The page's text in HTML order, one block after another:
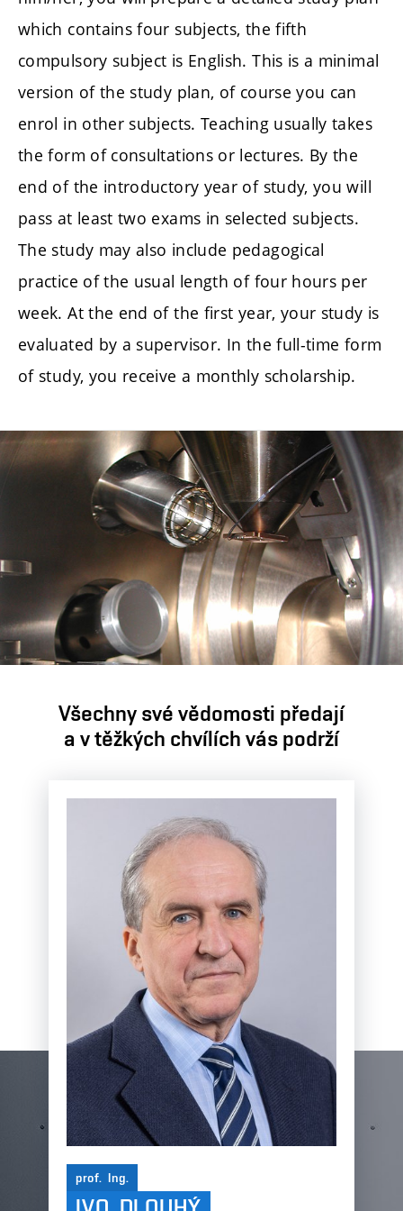
which contains four subjects, the fifth
compulsory subject is English. This is a minimal
version of the study plan, of course you can
enrol in other subjects. Teaching usually takes
the form of consultations or lectures. By the
end of the introductory year of study, you will
pass at least two exams in selected subjects.
The study may also include pedagogical
practice of the usual length of four hours per
week. At the end of the first year, your study is
evaluated by a supervisor. In the full-time form
of study, you receive a monthly scholarship.
Všechny své vědomosti předají
a v těžkých chvílích vás podrží
prof. Ing.